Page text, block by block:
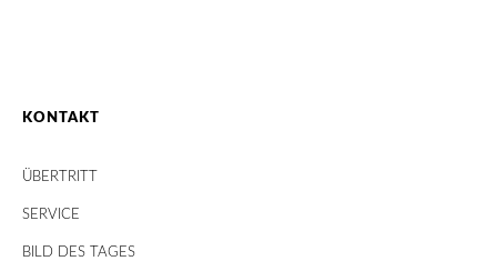
KONTAKT
ÜBERTRITT
SERVICE
BILD DES TAGES